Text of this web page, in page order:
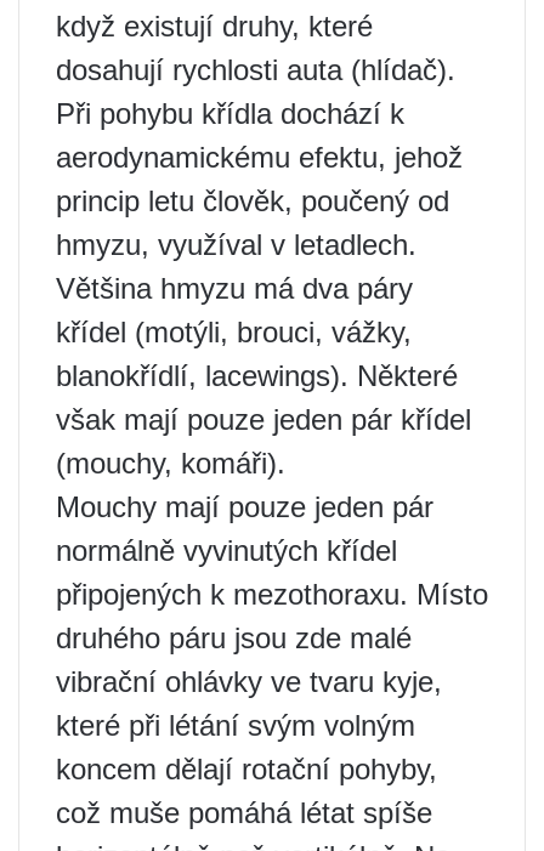
když existují druhy, které
dosahují rychlosti auta (hlídač).
Při pohybu křídla dochází k
aerodynamickému efektu, jehož
princip letu člověk, poučený od
hmyzu, využíval v letadlech.
Většina hmyzu má dva páry
křídel (motýli, brouci, vážky,
blanokřídlí, lacewings). Některé
však mají pouze jeden pár křídel
(mouchy, komáři).
Mouchy mají pouze jeden pár
normálně vyvinutých křídel
připojených k mezothoraxu. Místo
druhého páru jsou zde malé
vibrační ohlávky ve tvaru kyje,
které při létání svým volným
koncem dělají rotační pohyby,
což muše pomáhá létat spíše